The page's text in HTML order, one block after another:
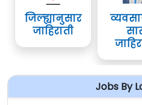
जिल्ह्यानुसार
जाहिराती
Jobs By